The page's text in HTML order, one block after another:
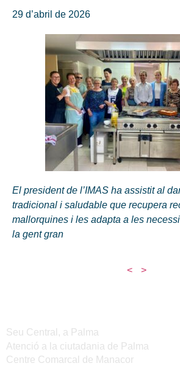
29 d’abril de 2026
El president de l’IMAS ha assistit al
tradicional i saludable que recupera
mallorquines i les adapta a les
la gent gran
< >
Seu Central, a Palma
Atenció a la ciutadania de Palma
Centre Comarcal de Manacor